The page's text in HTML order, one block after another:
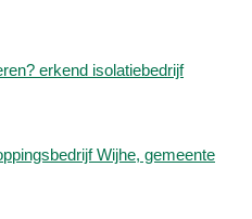
erkend isolatiebedrijf
Wijhe, gemeente